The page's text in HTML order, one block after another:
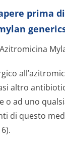
prima
altro
o ad uno
di questo